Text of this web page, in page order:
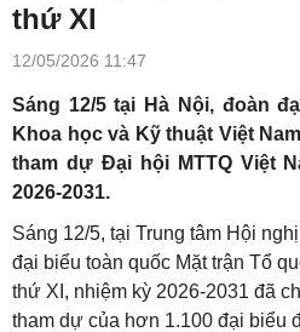
thứ XI
12/05/2026 11:47
Sáng 12/5 tại Hà Nội, đoàn
Khoa học và Kỹ thuật Việt
tham dự Đại hội MTTQ Việt
2026-2031.
Sáng 12/5, tại Trung tâm Hội
đại biểu toàn quốc Mặt trận Tổ
thứ XI, nhiệm kỳ 2026-2031 đã
tham dự của hơn 1.100 đại biểu